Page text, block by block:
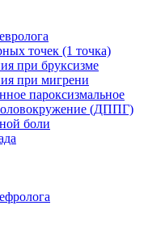
точек (1 точка)
при бруксизме
при мигрени
пароксизмальное
(ДППГ)
боли